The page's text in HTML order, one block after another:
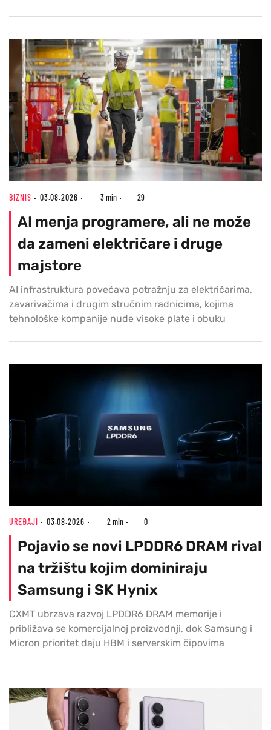
BIZNIS 03.08.2026 3 min 29
AI menja programere, ali ne može
da zameni električare i druge
majstore
AI infrastruktura povećava potražnju za električarima,
zavarivačima i drugim stručnim radnicima, kojima
tehnološke kompanije nude visoke plate i obuku
UREĐAJI 03.08.2026 2 min 0
Pojavio se novi LPDDR6 DRAM rival
na tržištu kojim dominiraju
Samsung i SK Hynix
CXMT ubrzava razvoj LPDDR6 DRAM memorije i
približava se komercijalnoj proizvodnji, dok Samsung i
Micron prioritet daju HBM i serverskim čipovima